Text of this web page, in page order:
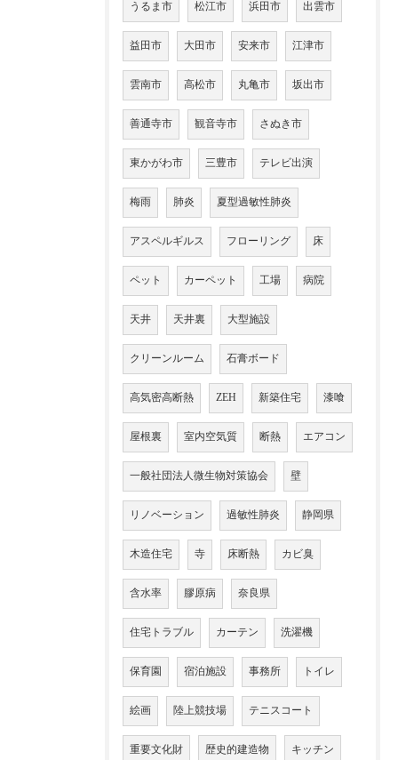
うるま市 松江市 浜田市 出雲市
益田市 大田市 安来市 江津市
雲南市 高松市 丸亀市 坂出市
善通寺市 観音寺市 さぬき市
東かがわ市 三豊市 テレビ出演
梅雨 肺炎 夏型過敏性肺炎
アスペルギルス フローリング 床
ペット カーペット 工場 病院
天井 天井裏 大型施設
クリーンルーム 石膏ボード
高気密高断熱 ZEH 新築住宅 漆喰
屋根裏 室内空気質 断熱 エアコン
一般社団法人微生物対策協会 壁
リノベーション 過敏性肺炎 静岡県
木造住宅 寺 床断熱 カビ臭
含水率 膠原病 奈良県
住宅トラブル カーテン 洗濯機
保育園 宿泊施設 事務所 トイレ
絵画 陸上競技場 テニスコート
重要文化財 歴史的建造物 キッチン